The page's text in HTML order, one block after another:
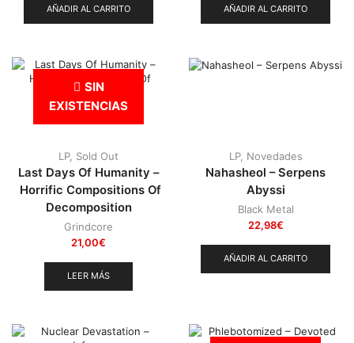
AÑADIR AL CARRITO AÑADIR AL CARRITO
SIN
EXISTENCIAS
LP, Sold Out
Last Days Of Humanity –
Horrific Compositions Of
Decomposition
Grindcore
21,00€
LEER MÁS
LP, Novedades
Nahasheol – Serpens
Abyssi
Black Metal
22,98€
AÑADIR AL CARRITO